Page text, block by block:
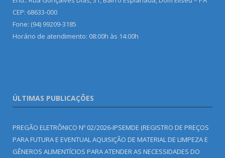
CEP: 68633-000
Fone: (94) 99209-3185
Horário de atendimento: 08:00h às 14:00h
ÚLTIMAS PUBLICAÇÕES
PREGÃO ELETRÔNICO Nº 02/2026-IPSEMDE (REGISTRO DE PREÇOS
PARA FUTURA E EVENTUAL AQUISIÇÃO DE MATERIAL DE LIMPEZA E
GÊNEROS ALIMENTÍCIOS PARA ATENDER AS NECESSIDADES DO